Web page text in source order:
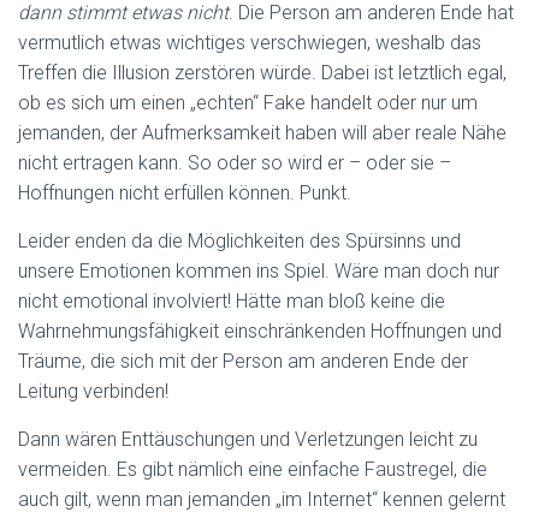
dann stimmt etwas nicht. Die Person am anderen Ende hat
vermutlich etwas wichtiges verschwiegen, weshalb das
Treffen die Illusion zerstören würde. Dabei ist letztlich egal,
ob es sich um einen „echten“ Fake handelt oder nur um
jemanden, der Aufmerksamkeit haben will aber reale Nähe
nicht ertragen kann. So oder so wird er – oder sie –
Hoffnungen nicht erfüllen können. Punkt.
Leider enden da die Möglichkeiten des Spürsinns und
unsere Emotionen kommen ins Spiel. Wäre man doch nur
nicht emotional involviert! Hätte man bloß keine die
Wahrnehmungsfähigkeit einschränkenden Hoffnungen und
Träume, die sich mit der Person am anderen Ende der
Leitung verbinden!
Dann wären Enttäuschungen und Verletzungen leicht zu
vermeiden. Es gibt nämlich eine einfache Faustregel, die
auch gilt, wenn man jemanden „im Internet“ kennen gelernt